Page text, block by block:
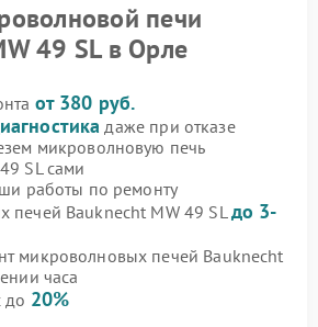
печи
49 SL в Орле
от 380 руб.
даже при отказе
микроволновую печь
SL сами
работы по ремонту
печей Bauknecht MW 49 SLдо 3-
микроволновых печей Bauknecht
часа
до 20%